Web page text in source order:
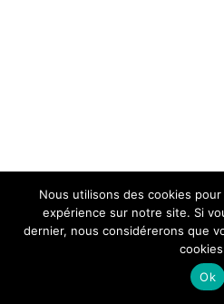
Nous utilisons des cookies
expérience sur notre site. Si
dernier, nous considérerons que
Ok